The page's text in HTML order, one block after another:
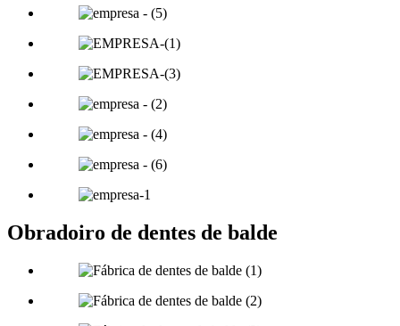
Obradoiro de dentes de balde